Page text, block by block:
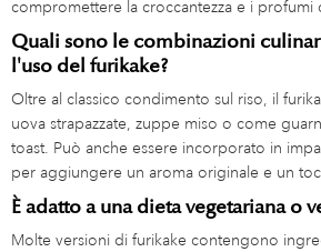
compromettere la croccantezza e i profumi
Quali sono le combinazioni
l'uso del furikake?
Oltre al classico condimento sul riso, il
uova strapazzate, zuppe miso o come
toast. Può anche essere incorporato in
per aggiungere un aroma originale e un
È adatto a una dieta vegetariana o
Molte versioni di furikake contengono